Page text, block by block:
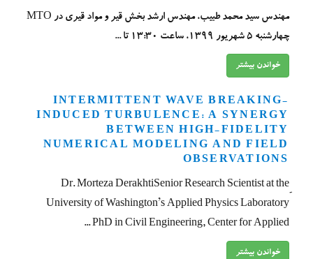
مهندس سید محمد طبیب، مهندس ارشد بخش قیر و مواد قیری در MTO
چهارشنبه 5 شهریور 1399، ساعت 13:30 تا ...
خواندن بیشتر
INTERMITTENT WAVE BREAKING-
INDUCED TURBULENCE: A SYNERGY
BETWEEN HIGH-FIDELITY
NUMERICAL MODELING AND FIELD
OBSERVATIONS
ِDr. Morteza DerakhtiSenior Research Scientist at the
University of Washington’s Applied Physics Laboratory
PhD in Civil Engineering, Center for Applied ...
خواندن بیشتر